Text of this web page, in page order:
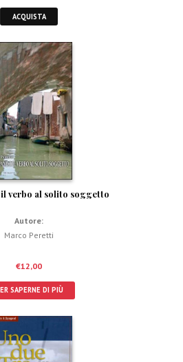
ACQUISTA
verbo al solito soggetto
Autore:
Marco Peretti
€12,00
SAPERNE DI PIÙ